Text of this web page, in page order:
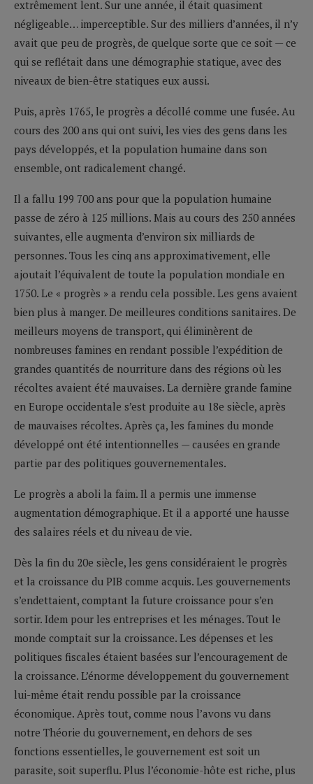
extrêmement lent. Sur une année, il était quasiment
négligeable… imperceptible. Sur des milliers d’années, il n’y
avait que peu de progrès, de quelque sorte que ce soit — ce
qui se reflétait dans une démographie statique, avec des
niveaux de bien-être statiques eux aussi.
Puis, après 1765, le progrès a décollé comme une fusée. Au
cours des 200 ans qui ont suivi, les vies des gens dans les
pays développés, et la population humaine dans son
ensemble, ont radicalement changé.
Il a fallu 199 700 ans pour que la population humaine
passe de zéro à 125 millions. Mais au cours des 250 années
suivantes, elle augmenta d’environ six milliards de
personnes. Tous les cinq ans approximativement, elle
ajoutait l’équivalent de toute la population mondiale en
1750. Le « progrès » a rendu cela possible. Les gens avaient
bien plus à manger. De meilleures conditions sanitaires. De
meilleurs moyens de transport, qui éliminèrent de
nombreuses famines en rendant possible l’expédition de
grandes quantités de nourriture dans des régions où les
récoltes avaient été mauvaises. La dernière grande famine
en Europe occidentale s’est produite au 18e siècle, après
de mauvaises récoltes. Après ça, les famines du monde
développé ont été intentionnelles — causées en grande
partie par des politiques gouvernementales.
Le progrès a aboli la faim. Il a permis une immense
augmentation démographique. Et il a apporté une hausse
des salaires réels et du niveau de vie.
Dès la fin du 20e siècle, les gens considéraient le progrès
et la croissance du PIB comme acquis. Les gouvernements
s’endettaient, comptant la future croissance pour s’en
sortir. Idem pour les entreprises et les ménages. Tout le
monde comptait sur la croissance. Les dépenses et les
politiques fiscales étaient basées sur l’encouragement de
la croissance. L’énorme développement du gouvernement
lui-même était rendu possible par la croissance
économique. Après tout, comme nous l’avons vu dans
notre Théorie du gouvernement, en dehors de ses
fonctions essentielles, le gouvernement est soit un
parasite, soit superflu. Plus l’économie-hôte est riche, plus